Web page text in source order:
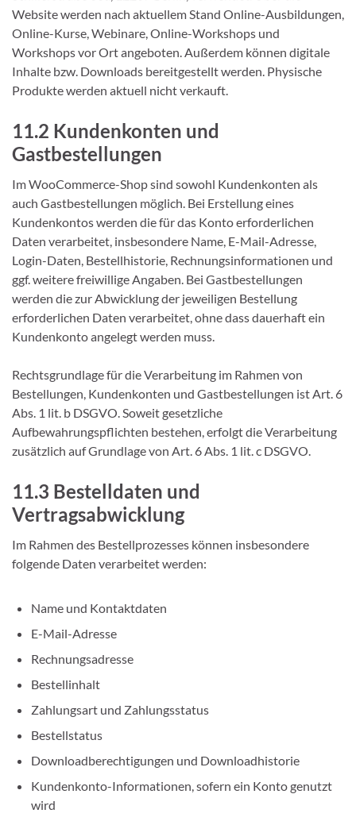
Website werden nach aktuellem Stand Online-Ausbildungen,
Online-Kurse, Webinare, Online-Workshops und
Workshops vor Ort angeboten. Außerdem können digitale
Inhalte bzw. Downloads bereitgestellt werden. Physische
Produkte werden aktuell nicht verkauft.
11.2 Kundenkonten und
Gastbestellungen
Im WooCommerce-Shop sind sowohl Kundenkonten als
auch Gastbestellungen möglich. Bei Erstellung eines
Kundenkontos werden die für das Konto erforderlichen
Daten verarbeitet, insbesondere Name, E-Mail-Adresse,
Login-Daten, Bestellhistorie, Rechnungsinformationen und
ggf. weitere freiwillige Angaben. Bei Gastbestellungen
werden die zur Abwicklung der jeweiligen Bestellung
erforderlichen Daten verarbeitet, ohne dass dauerhaft ein
Kundenkonto angelegt werden muss.
Rechtsgrundlage für die Verarbeitung im Rahmen von
Bestellungen, Kundenkonten und Gastbestellungen ist Art. 6
Abs. 1 lit. b DSGVO. Soweit gesetzliche
Aufbewahrungspflichten bestehen, erfolgt die Verarbeitung
zusätzlich auf Grundlage von Art. 6 Abs. 1 lit. c DSGVO.
11.3 Bestelldaten und
Vertragsabwicklung
Im Rahmen des Bestellprozesses können insbesondere
folgende Daten verarbeitet werden:
Name und Kontaktdaten
E-Mail-Adresse
Rechnungsadresse
Bestellinhalt
Zahlungsart und Zahlungsstatus
Bestellstatus
Downloadberechtigungen und Downloadhistorie
Kundenkonto-Informationen, sofern ein Konto genutzt
wird